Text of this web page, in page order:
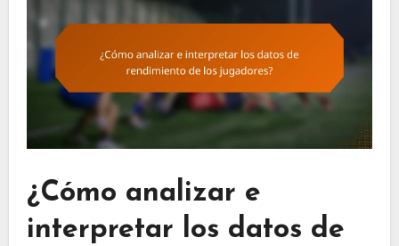
¿Cómo analizar e
interpretar los datos de